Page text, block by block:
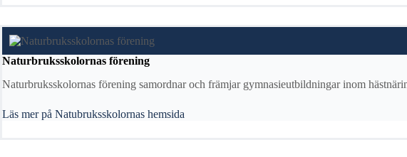
Naturbruksskolornas förening
Naturbruksskolornas förening samordnar och främjar gymnasieutbildningar inom
Läs mer på Natubruksskolornas hemsida